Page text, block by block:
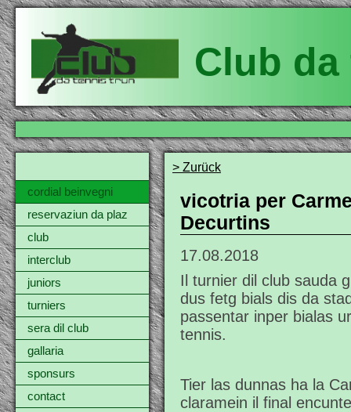
Club
cordial beinvegni
reservaziun da plaz
club
interclub
juniors
turniers
sera dil club
gallaria
sponsurs
contact
> Zurück
vicotria per
Decurtins
17.08.2018
Il turnier dil club sauda
dus fetg bials dis da
passentar inper bialas
tennis.
Tier las dunnas ha la
claramein il final